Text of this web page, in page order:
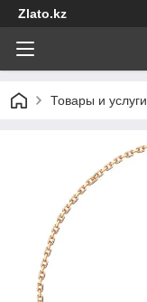
Zlato.kz
Товары и услуги